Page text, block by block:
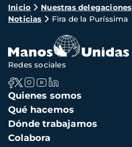
Ruta
de
navegación
Inicio Nuestras delegaciones
Noticias
Fira de la Puríssima
Navegación
principal
Quienes somos
Qué hacemos
Dónde trabajamos
Colabora
Redes sociales